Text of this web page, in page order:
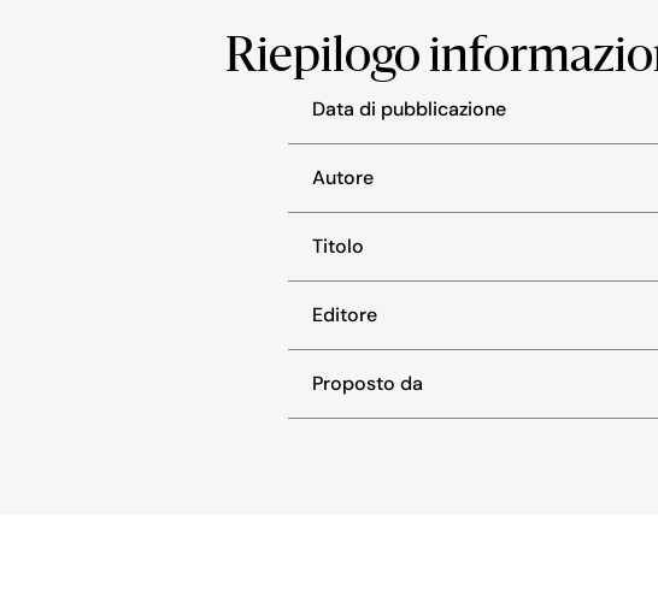
Riepilogo
Data di pubblicazione
Autore
Titolo
Editore
Proposto da